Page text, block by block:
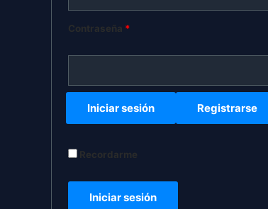
Contraseña *
Iniciar sesión Registrarse
Recordarme
Iniciar sesión